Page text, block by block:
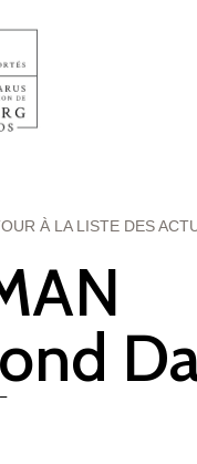
À LA LISTE DES